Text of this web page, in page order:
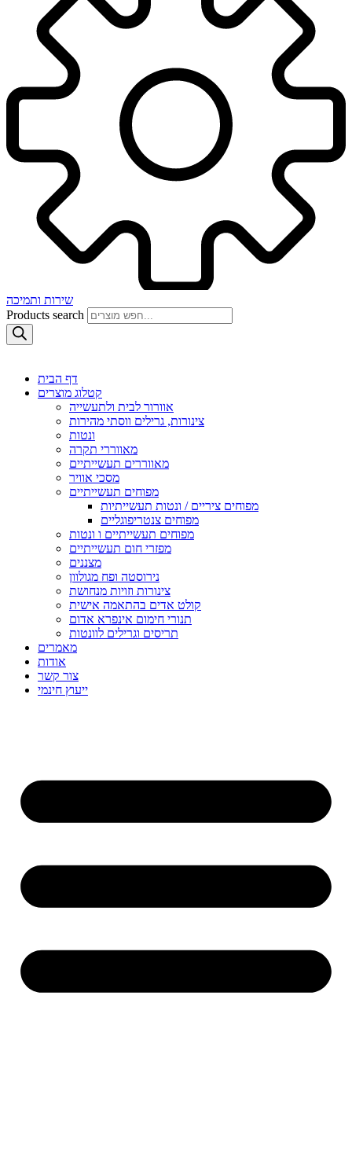
שירות ותמיכה
Products search
דף הבית
קטלוג מוצרים
אוורור לבית ולתעשייה
צינורות, גרילים ווסתי מהירות
ונטות
מאווררי תקרה
מאווררים תעשייתיים
מסכי אוויר
מפוחים תעשייתיים
מפוחים ציריים / ונטות תעשייתיות
מפוחים צנטריפוגליים
מפוחים תעשייתיים ו ונטות
מפזרי חום תעשייתיים
מצננים
נירוסטה ופח מגולוון
צינורות וזויות מנחושת
קולט אדים בהתאמה אישית
תנורי חימום אינפרא אדום
תריסים וגרילים לוונטות
מאמרים
אודות
צור קשר
ייעוץ חינמי